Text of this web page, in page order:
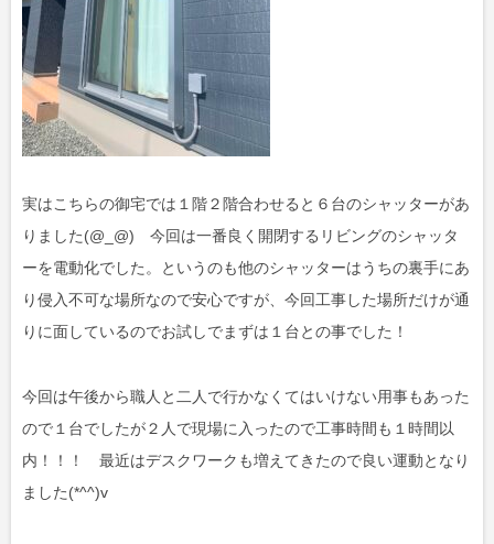
実はこちらの御宅では１階２階合わせると６台のシャッターがあ
りました(@_@) 今回は一番良く開閉するリビングのシャッタ
ーを電動化でした。というのも他のシャッターはうちの裏手にあ
り侵入不可な場所なので安心ですが、今回工事した場所だけが通
りに面しているのでお試しでまずは１台との事でした！
今回は午後から職人と二人で行かなくてはいけない用事もあった
ので１台でしたが２人で現場に入ったので工事時間も１時間以
内！！！ 最近はデスクワークも増えてきたので良い運動となり
ました(*^^)v